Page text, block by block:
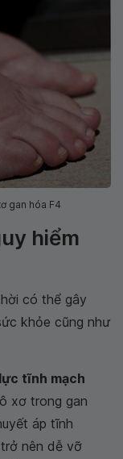
gan hóa F4
hiểm
có thể gây
khỏe cũng như
tĩnh mạch
xơ trong gan
áp tĩnh
nên dễ vỡ